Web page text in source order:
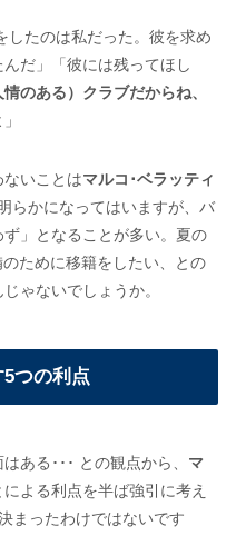
したのは私だった。彼を求め
だ」「彼には残ってほし
のある）クラブだからね、
いことはマルコ･ベラッティ
らかになってはいますが、バ
」となることが多い。夏の
ために移籍をしたい、との
ゃないでしょうか。
つの利点
ある･･･ との観点から、 マ
よる利点を半ば強引に考え
まったわけではないです